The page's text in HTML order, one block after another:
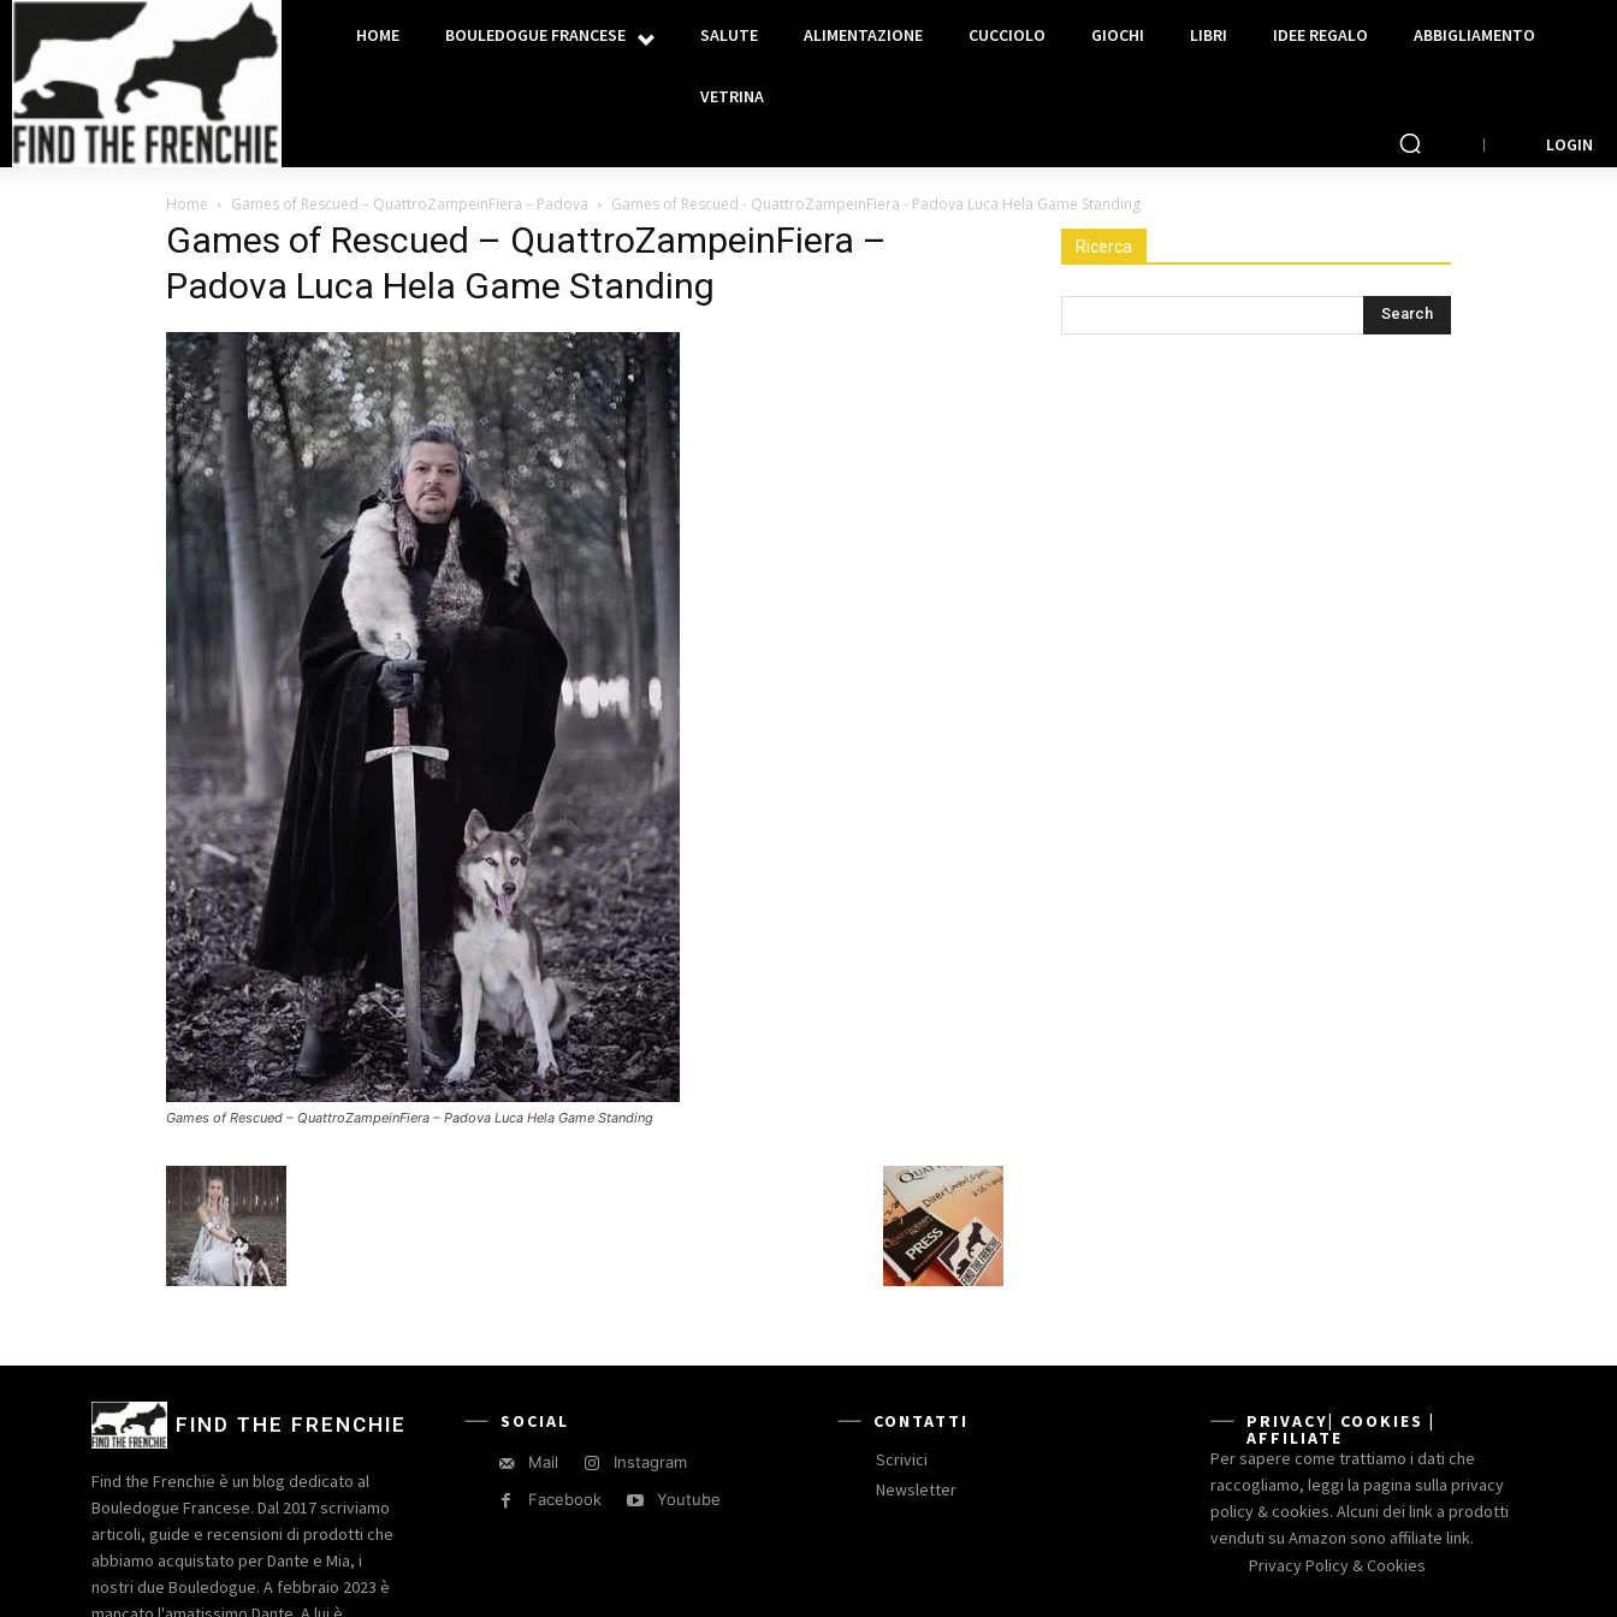
HOME BOULEDOGUE FRANCESE SALUTE ALIMENTAZIONE CUCCIOLO GIOCHI LIBRI IDEE REGALO ABBIGLIAMENTO
VETRINA
LOGIN
Home Games of Rescued – QuattroZampeinFiera – Padova Games of Rescued - QuattroZampeinFiera - Padova Luca Hela Game Standing
Games of Rescued – QuattroZampeinFiera –
Padova Luca Hela Game Standing
Games of Rescued – QuattroZampeinFiera – Padova Luca Hela Game Standing
Ricerca
FIND THE FRENCHIE
Find the Frenchie è un blog dedicato al
Bouledogue Francese. Dal 2017 scriviamo
articoli, guide e recensioni di prodotti che
abbiamo acquistato per Dante e Mia, i
nostri due Bouledogue. A febbraio 2023 è
SOCIAL
Mail
Instagram
Facebook
Youtube
CONTATTI
Scrivici
Newsletter
PRIVACY| COOKIES |
AFFILIATE
Per sapere come trattiamo i dati che
raccogliamo, leggi la pagina sulla privacy
policy & cookies. Alcuni dei link a prodotti
venduti su Amazon sono affiliate link.
Privacy Policy & Cookies